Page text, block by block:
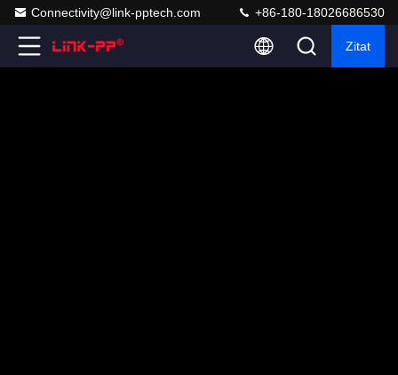
Connectivity@link-pptech.com +86-180-18026686530
Zitat